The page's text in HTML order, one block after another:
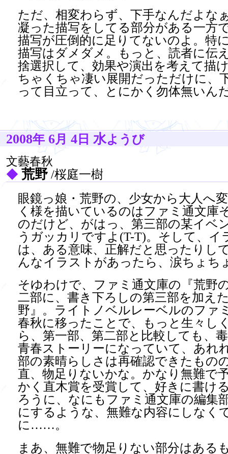
ただ、相変わらず、下手なんだよな
凝った描写をしてる部分がある一方
描写が圧倒的に足りてないのよ。特
描写はダメダメ。もっと、読者に伝
捨選択して、効果や演出を考えて描
ちゃくちゃ凄い展開だっただけに、
って目立って、とにかく勿体無いん
2008年 6月 4 日 水ようび
文藝春秋
◆ 荒野 /桜庭一樹
眼鏡っ娘・荒野の、少女から大人へ
く様を描いているのはファミ通文庫
のだけど、がはっ、第三部の某イベ
うガッカリですよ(T-T)。そして、イ
は、ある意味、正解だと思ったりし
んなイラストがあったら、涙ちょち
そゆわけで、ファミ通文庫の『荒野
二部に、書き下ろしの第三部を加え
野』。ライトノベルレーベルのファ
春秋に移ったことで、もっと生々し
ら、第一部、第二部と比較しても、
青春ストーリーになっていて、あれ
部の素晴らしさは再確認できたもの
直、物足りないかな。かなり無難で
かく直木賞を受賞して、好きに書け
ろうに、なにもファミ通文庫の編集
にするような、無難な内容にしなく
に……。
まあ、無難で物足りない部分はある